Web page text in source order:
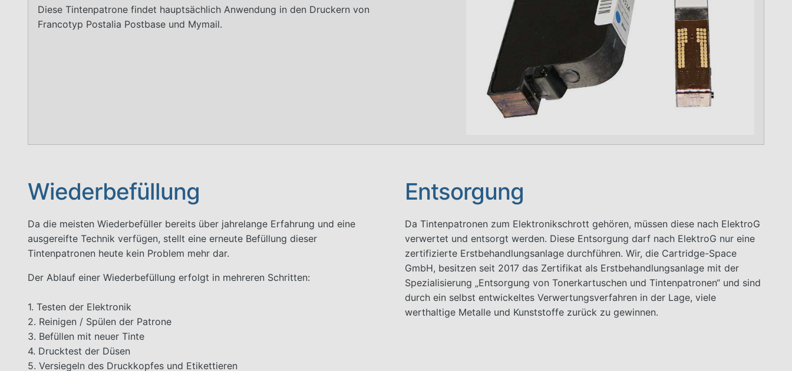
Diese Tintenpatrone findet hauptsächlich Anwendung in den Druckern von
Francotyp Postalia Postbase und Mymail.
Wiederbefüllung
Da die meisten Wiederbefüller bereits über jahrelange Erfahrung und eine
ausgereifte Technik verfügen, stellt eine erneute Befüllung dieser
Tintenpatronen heute kein Problem mehr dar.
Der Ablauf einer Wiederbefüllung erfolgt in mehreren Schritten:
1. Testen der Elektronik
2. Reinigen / Spülen der Patrone
3. Befüllen mit neuer Tinte
4. Drucktest der Düsen
5. Versiegeln des Druckkopfes und Etikettieren
Entsorgung
Da Tintenpatronen zum Elektronikschrott gehören, müssen diese nach ElektroG
verwertet und entsorgt werden. Diese Entsorgung darf nach ElektroG nur eine
zertifizierte Erstbehandlungsanlage durchführen. Wir, die Cartridge-Space
GmbH, besitzen seit 2017 das Zertifikat als Erstbehandlungsanlage mit der
Spezialisierung „Entsorgung von Tonerkartuschen und Tintenpatronen“ und sind
durch ein selbst entwickeltes Verwertungsverfahren in der Lage, viele
werthaltige Metalle und Kunststoffe zurück zu gewinnen.